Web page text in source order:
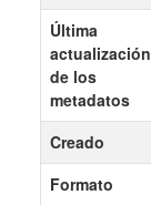
Última
actualización
de los
metadatos
Creado
Formato